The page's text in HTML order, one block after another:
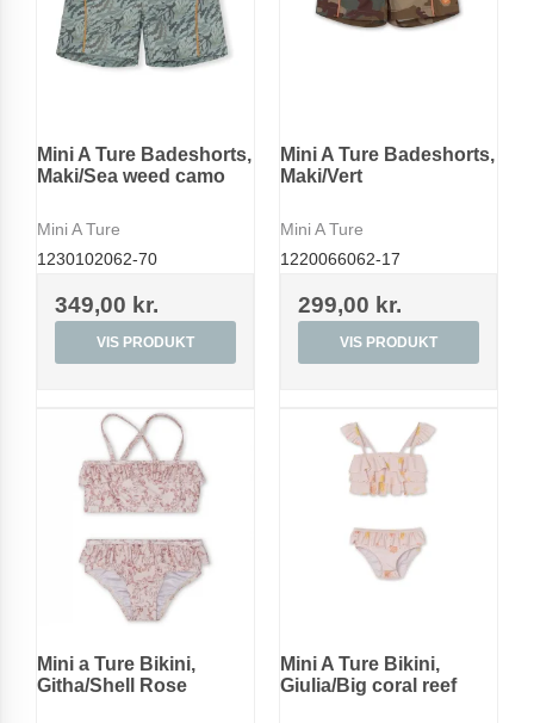
Mini A Ture Badeshorts,
Maki/Sea weed camo
Mini A Ture
1230102062-70
349,00 kr.
VIS PRODUKT
Mini A Ture Badeshorts,
Maki/Vert
Mini A Ture
1220066062-17
299,00 kr.
VIS PRODUKT
Mini a Ture Bikini,
Githa/Shell Rose
Mini A Ture Bikini,
Giulia/Big coral reef